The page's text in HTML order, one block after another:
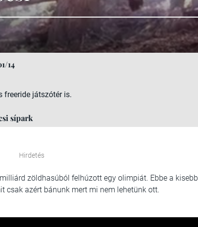
14
freeride játszótér is.
sípark
Hirdetés
zöldhasúból felhúzott egy olimpiát. Ebbe a kisebb
csak azért bánunk mert mi nem lehetünk ott.